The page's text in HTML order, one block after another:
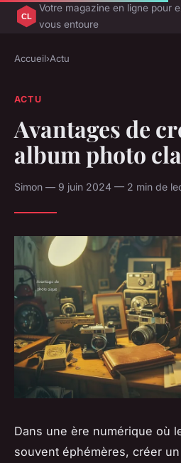
Votre magazine en ligne pour
vous entoure
Accueil›Actu
ACTU
Avantages de
album photo
Simon — 9 juin 2024 — 2 min de
Dans une ère numérique où
souvent éphémères, créer